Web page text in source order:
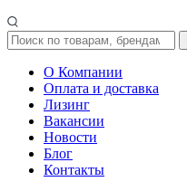
О Компании
Оплата и доставка
Лизинг
Вакансии
Новости
Блог
Контакты